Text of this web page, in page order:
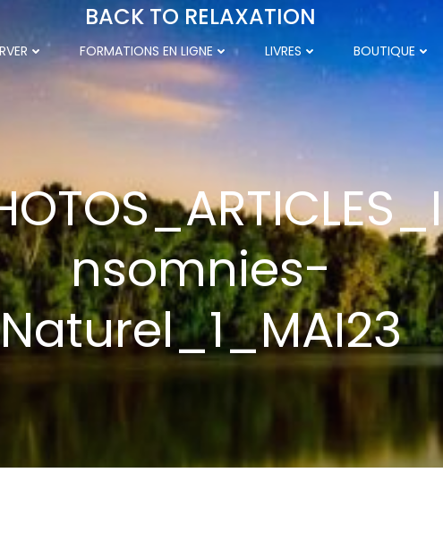
BACK TO RELAXATION
FORMATIONS EN LIGNE LIVRES BOUTIQUE
nsomnies-
Naturel_1_MAI23